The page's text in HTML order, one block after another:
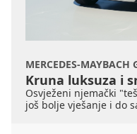
MERCEDES-MAYBACH
Kruna luksuza i
Osvježeni njemački
još bolje vješanje i do